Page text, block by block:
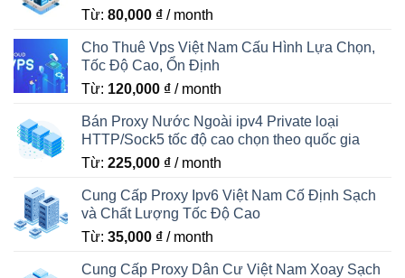
Từ: 80,000 ₫ / month
Cho Thuê Vps Việt Nam Cấu Hình Lựa Chọn,
Tốc Độ Cao, Ổn Định
Từ: 120,000 ₫ / month
Bán Proxy Nước Ngoài ipv4 Private loại
HTTP/Sock5 tốc độ cao chọn theo quốc gia
Từ: 225,000 ₫ / month
Cung Cấp Proxy Ipv6 Việt Nam Cố Định Sạch
và Chất Lượng Tốc Độ Cao
Từ: 35,000 ₫ / month
Cung Cấp Proxy Dân Cư Việt Nam Xoay Sạch